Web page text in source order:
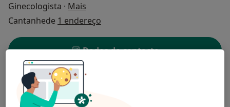
Ginecologista · Mais
Cantanhede 1 endereço
Dados do contacto
Solicite um atendimento